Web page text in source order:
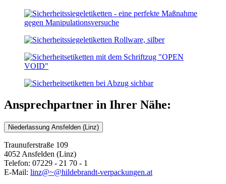
Ansprechpartner in Ihrer Nähe:
Niederlassung Ansfelden (Linz)
Traunuferstraße 109
4052 Ansfelden (Linz)
Telefon: 07229 - 21 70 - 1
E-Mail: linz@~@hildebrandt-verpackungen.at